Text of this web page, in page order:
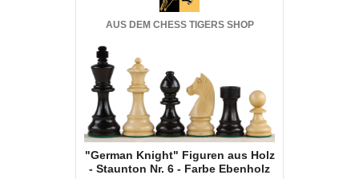
AUS DEM CHESS TIGERS SHOP
"German Knight" Figuren aus Holz
- Staunton Nr. 6 - Farbe Ebenholz